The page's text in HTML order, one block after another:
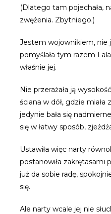
(Dlatego tam pojechała,
zwężenia. Zbytniego.)
Jestem wojownikiem, nie
pomyślała tym razem
właśnie jej.
Nie przerażała ją
ściana w dół, gdzie miała
jedynie bała się
się w łatwy sposób,
Ustawiła więc narty
postanowiła zakrętasami
już da sobie radę,
się.
Ale narty wcale jej nie